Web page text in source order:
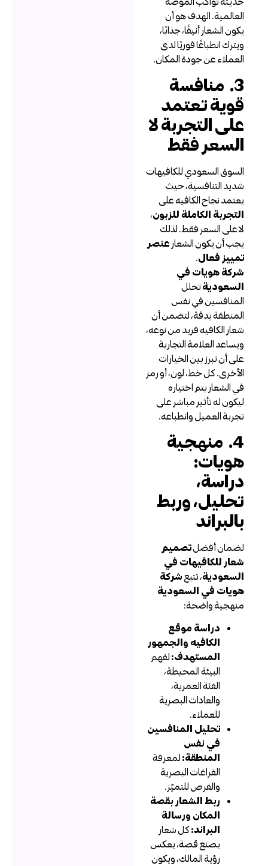
العالمية. الهدف هو أن
يكون الشعار أنيقًا، جذابًا،
ويترك انطباعًا فوريًا لدى
العملاء عن جودة المكان.
3. منافسة
قوية تعتمد
على التجربة لا
السعر فقط
السوق السعودي للكافيهات
شديد التنافسية، حيث
يعتمد نجاح الكافيه على
التجربة الكاملة للزبون،
لا على السعر فقط. لذلك
يجب أن يكون الشعارعنصر
تمييز فعال
شركة هويات في
السعوديةتحلل
المنافسين في نفس
المنطقة بدقة، لتضمن أن
شعار الكافيه فريد من نوعه،
ويساعد العلامة التجارية
على أن تبرز بين الخيارات
الأخرى. كل خط، لون، أو رمز
في الشعار يتم اختياره
ليكون له تأثير مباشر على
تجربة العميل وانطباعه.
4. منهجية
هويات:
دراسة،
تحليل، وربط
بالبراند
لضمان أفضلتصميم
شعار للكافيهات في
السعودية، تتبعشركة
هويات في السعودية
منهجية واضحة:
دراسة موقع
الكافيه والجمهور
المستهدف:لفهم
البيئة المحيطة،
الفئة العمرية،
والعادات البصرية
للعملاء.
تحليل المنافسين
في نفس
المنطقة:لمعرفة
الفراغات البصرية
والفرص للتميّز.
ربط الشعار بقصة
المكان ورسالة
البراند:كل شعار
يصنع قصة، يعكس
رؤية المالك، ويكون